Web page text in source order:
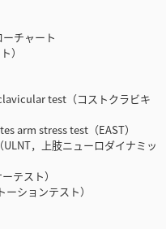
チャート
）
test（コストクラビキ
arm stress test（EAST）
，上肢ニューロダイナミッ
テスト）
ションテスト）